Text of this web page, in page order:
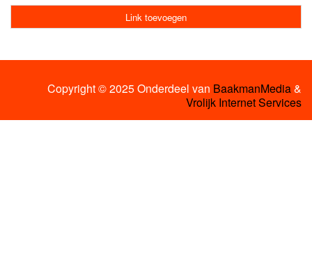
Link toevoegen
Copyright © 2025 Onderdeel van BaakmanMedia&
Vrolijk Internet Services